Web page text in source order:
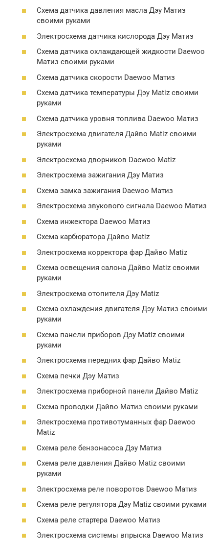
Схема датчика давления масла Дэу Матиз
своими руками
Электросхема датчика кислорода Дэу Матиз
Схема датчика охлаждающей жидкости Daewoo
Матиз своими руками
Схема датчика скорости Daewoo Матиз
Схема датчика температуры Дэу Matiz своими
руками
Схема датчика уровня топлива Daewoo Матиз
Электросхема двигателя Дайво Matiz своими
руками
Электросхема дворников Daewoo Matiz
Электросхема зажигания Дэу Матиз
Схема замка зажигания Daewoo Матиз
Электросхема звукового сигнала Daewoo Матиз
Схема инжектора Daewoo Матиз
Схема карбюратора Дайво Matiz
Электросхема корректора фар Дайво Matiz
Схема освещения салона Дайво Matiz своими
руками
Электросхема отопителя Дэу Matiz
Схема охлаждения двигателя Дэу Матиз своими
руками
Схема панели приборов Дэу Matiz своими
руками
Электросхема передних фар Дайво Matiz
Схема печки Дэу Матиз
Электросхема приборной панели Дайво Matiz
Схема проводки Дайво Матиз своими руками
Электросхема противотуманных фар Daewoo
Matiz
Схема реле бензонасоса Дэу Матиз
Схема реле давления Дайво Matiz своими
руками
Электросхема реле поворотов Daewoo Матиз
Схема реле регулятора Дэу Matiz своими руками
Схема реле стартера Daewoo Матиз
Электросхема системы впрыска Daewoo Матиз